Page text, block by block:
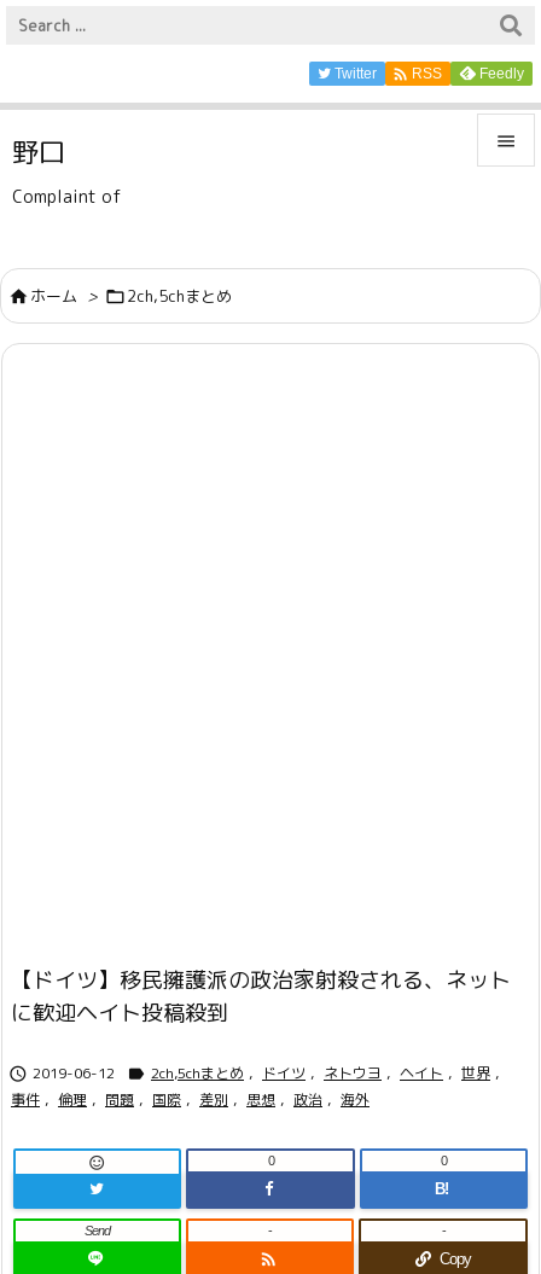

サイド

前へ
Twitter  RSS Feedly
野口
Complaint of
ホーム > 2ch,5chまとめ
【ドイツ】移民擁護派の政治家射殺される、ネット
に歓迎ヘイト投稿殺到
 2019-06-12  2ch,5chまとめ , ドイツ , ネトウヨ , ヘイト , 世界 ,
事件 , 倫理 , 問題 , 国際 , 差別 , 思想 , 政治 , 海外
 0
B!
0
Send

-
Copy
-